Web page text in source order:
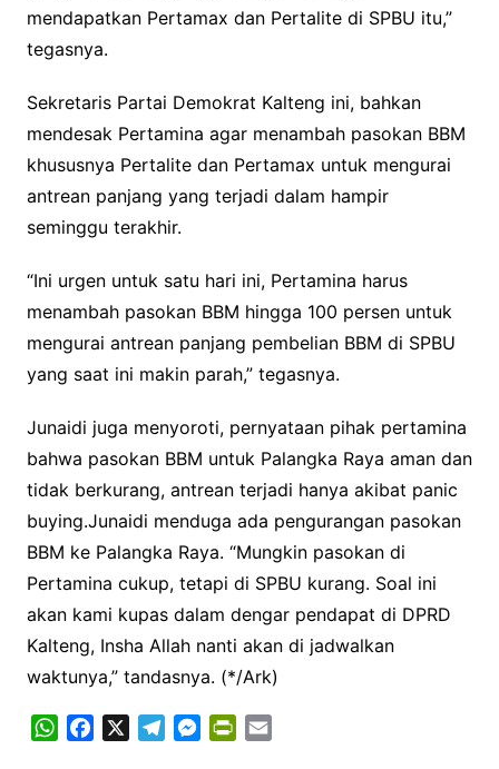
mendapatkan Pertamax dan Pertalite di SPBU itu,”
tegasnya.
Sekretaris Partai Demokrat Kalteng ini, bahkan
mendesak Pertamina agar menambah pasokan BBM
khususnya Pertalite dan Pertamax untuk mengurai
antrean panjang yang terjadi dalam hampir
seminggu terakhir.
“Ini urgen untuk satu hari ini, Pertamina harus
menambah pasokan BBM hingga 100 persen untuk
mengurai antrean panjang pembelian BBM di SPBU
yang saat ini makin parah,” tegasnya.
Junaidi juga menyoroti, pernyataan pihak pertamina
bahwa pasokan BBM untuk Palangka Raya aman dan
tidak berkurang, antrean terjadi hanya akibat panic
buying.Junaidi menduga ada pengurangan pasokan
BBM ke Palangka Raya. “Mungkin pasokan di
Pertamina cukup, tetapi di SPBU kurang. Soal ini
akan kami kupas dalam dengar pendapat di DPRD
Kalteng, Insha Allah nanti akan di jadwalkan
waktunya,” tandasnya. (*/Ark)
W
M